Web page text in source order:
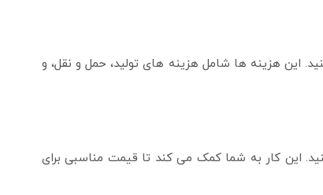
این هزینه ها شامل هزینه های تولید، حمل و نقل، و
این کار به شما کمک می کند تا قیمت مناسبی برای